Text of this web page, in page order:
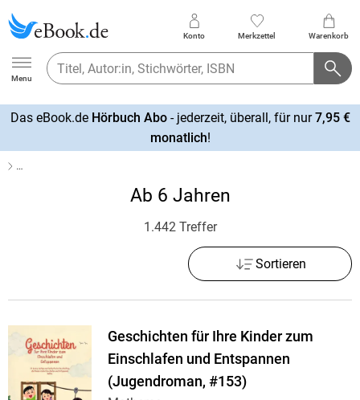
Ebook.de
Menu
Konto Merkzettel Warenkorb
Das eBook.de Hörbuch Abo- jederzeit, überall, für nur7,95 €
monatlich!
…
Ab 6 Jahren
1.442 Treffer
Sortieren
Geschichten für Ihre Kinder zum
Einschlafen und Entspannen
(Jugendroman, #153)